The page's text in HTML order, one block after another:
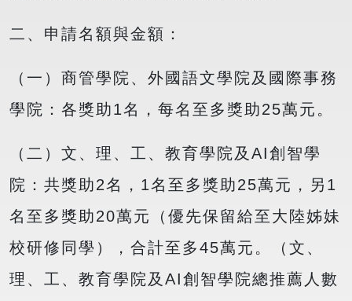
二、申請名額與金額：
（一）商管學院、外國語文學院及國際事務
學院：各獎助1名，每名至多獎助25萬元。
（二）文、理、工、教育學院及AI創智學
院：共獎助2名，1名至多獎助25萬元，另1
名至多獎助20萬元（優先保留給至大陸姊妹
校研修同學），合計至多45萬元。（文、
理、工、教育學院及AI創智學院總推薦人數